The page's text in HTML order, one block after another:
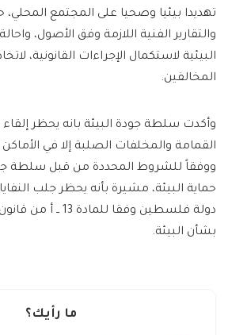
تهديدا بيئيا وصحيا على المجتمع
والتقارير الفنية اللازمة وفق الأصول،
البيئية لاستكمال الإجراءات القانونية،
المخالفين.
وأكدت سلطة جودة البيئة بانه يحظر
القمامة والمخلفات الصلبة إلا في
ووفقاً للشروط المحددة من قبل سلطة
حماية البيئة، مشيرة بأنه يحظر جلب
بشأن البيئة.
ما رأيك؟